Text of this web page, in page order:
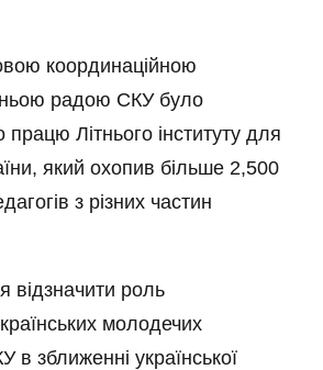
координаційною
радою СКУ було
працю Літнього інституту для
який охопив більше 2,500
з різних частин
відзначити роль
молодечих
в зближенні української